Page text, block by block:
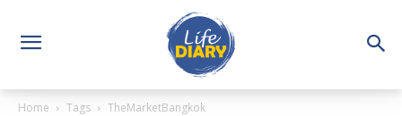
Home Tags TheMarketBangkok